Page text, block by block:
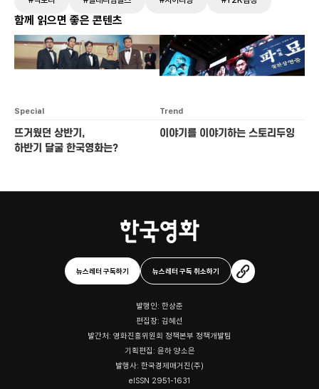
함께 읽으면 좋은 콘텐츠
Special
뜨거웠던 상반기,
하반기 달굴 한국영화는?
Trend
이야기를 이야기하는 스토리두잉
발행인: 한상준
편집장: 김혜선
발간처: 영화진흥위원회 정책본부 정책개발팀
기획편집: 윤하 양소은
발행사: 한국경제매거진(주)
eISSN 2951-1631
뉴스레터 구독하기 뉴스레터 구독 취소하기